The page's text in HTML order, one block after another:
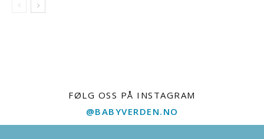
FØLG OSS PÅ INSTAGRAM
@BABYVERDEN.NO